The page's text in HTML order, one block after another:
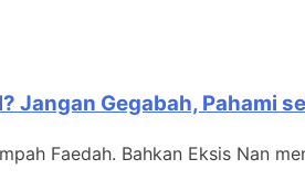
Jangan Gegabah, Pahami
Faedah. Bahkan Eksis Nan